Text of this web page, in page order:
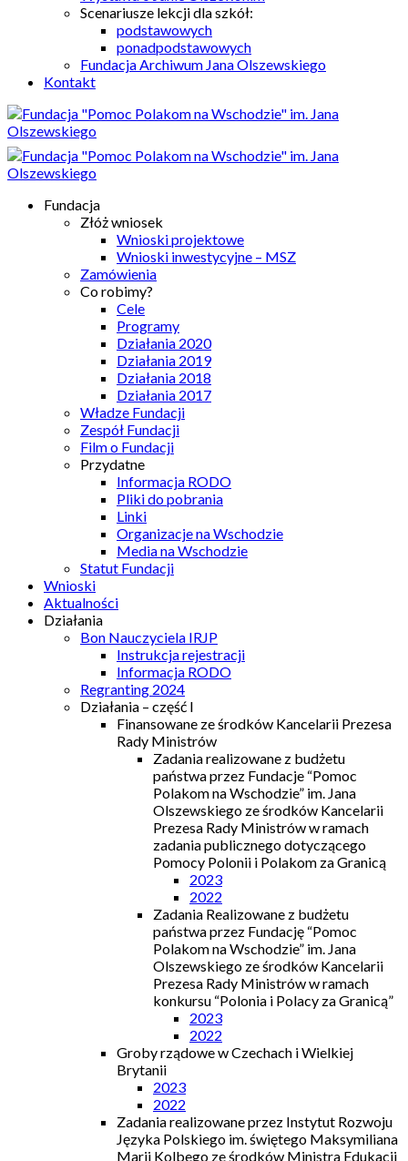
Scenariusze lekcji dla szkół:
podstawowych
ponadpodstawowych
Fundacja Archiwum Jana Olszewskiego
Kontakt
Fundacja
Złóż wniosek
Wnioski projektowe
Wnioski inwestycyjne – MSZ
Zamówienia
Co robimy?
Cele
Programy
Działania 2020
Działania 2019
Działania 2018
Działania 2017
Władze Fundacji
Zespół Fundacji
Film o Fundacji
Przydatne
Informacja RODO
Pliki do pobrania
Linki
Organizacje na Wschodzie
Media na Wschodzie
Statut Fundacji
Wnioski
Aktualności
Działania
Bon Nauczyciela IRJP
Instrukcja rejestracji
Informacja RODO
Regranting 2024
Działania – część I
Finansowane ze środków Kancelarii Prezesa
Rady Ministrów
Zadania realizowane z budżetu
państwa przez Fundacje “Pomoc
Polakom na Wschodzie” im. Jana
Olszewskiego ze środków Kancelarii
Prezesa Rady Ministrów w ramach
zadania publicznego dotyczącego
Pomocy Polonii i Polakom za Granicą
2023
2022
Zadania Realizowane z budżetu
państwa przez Fundację “Pomoc
Polakom na Wschodzie” im. Jana
Olszewskiego ze środków Kancelarii
Prezesa Rady Ministrów w ramach
konkursu “Polonia i Polacy za Granicą”
2023
2022
Groby rządowe w Czechach i Wielkiej
Brytanii
2023
2022
Zadania realizowane przez Instytut Rozwoju
Języka Polskiego im. świętego Maksymiliana
Marii Kolbego ze środków Ministra Edukacji